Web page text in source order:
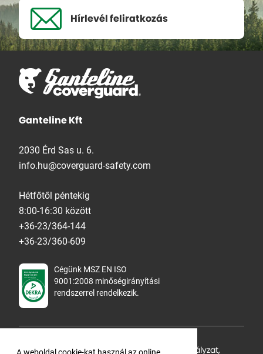
Hírlevél feliratkozás
Ganteline Kft
2030 Érd Sas u. 6.
info.hu@coverguard-safety.com
Hétfőtől péntekig
8:00-16:30 között
+36-23/364-144
+36-23/360-609
Cégünk MSZ EN ISO
9001:2008 minőségirányítási
rendszerrel rendelkezik.
Adatvédelmi tájékoztató,Cookie Szabályzat,